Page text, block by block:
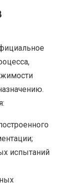
испытаний